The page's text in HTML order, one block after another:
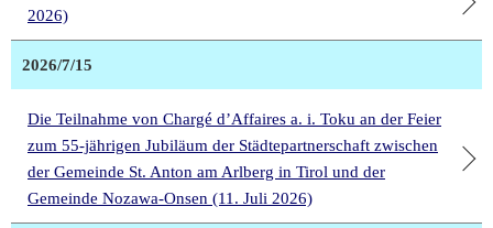
2026)
2026/7/15
Die Teilnahme von Chargé d’Affaires a. i. Toku an der Feier
zum 55-jährigen Jubiläum der Städtepartnerschaft zwischen
der Gemeinde St. Anton am Arlberg in Tirol und der
Gemeinde Nozawa-Onsen (11. Juli 2026)